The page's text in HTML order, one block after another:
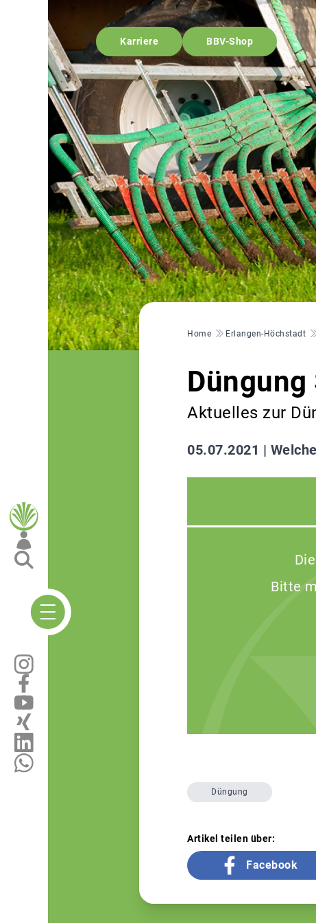
Karriere BBV-Shop
Pfadnavigation
Home Erlangen-Höchstadt
Aktuelles zur
05.07.2021 |
Bitte
Düngung
Artikel teilen über:
Facebook